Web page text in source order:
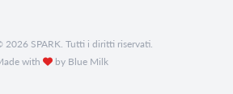
SPARK. Tutti i diritti riservati.
with
by Blue Milk